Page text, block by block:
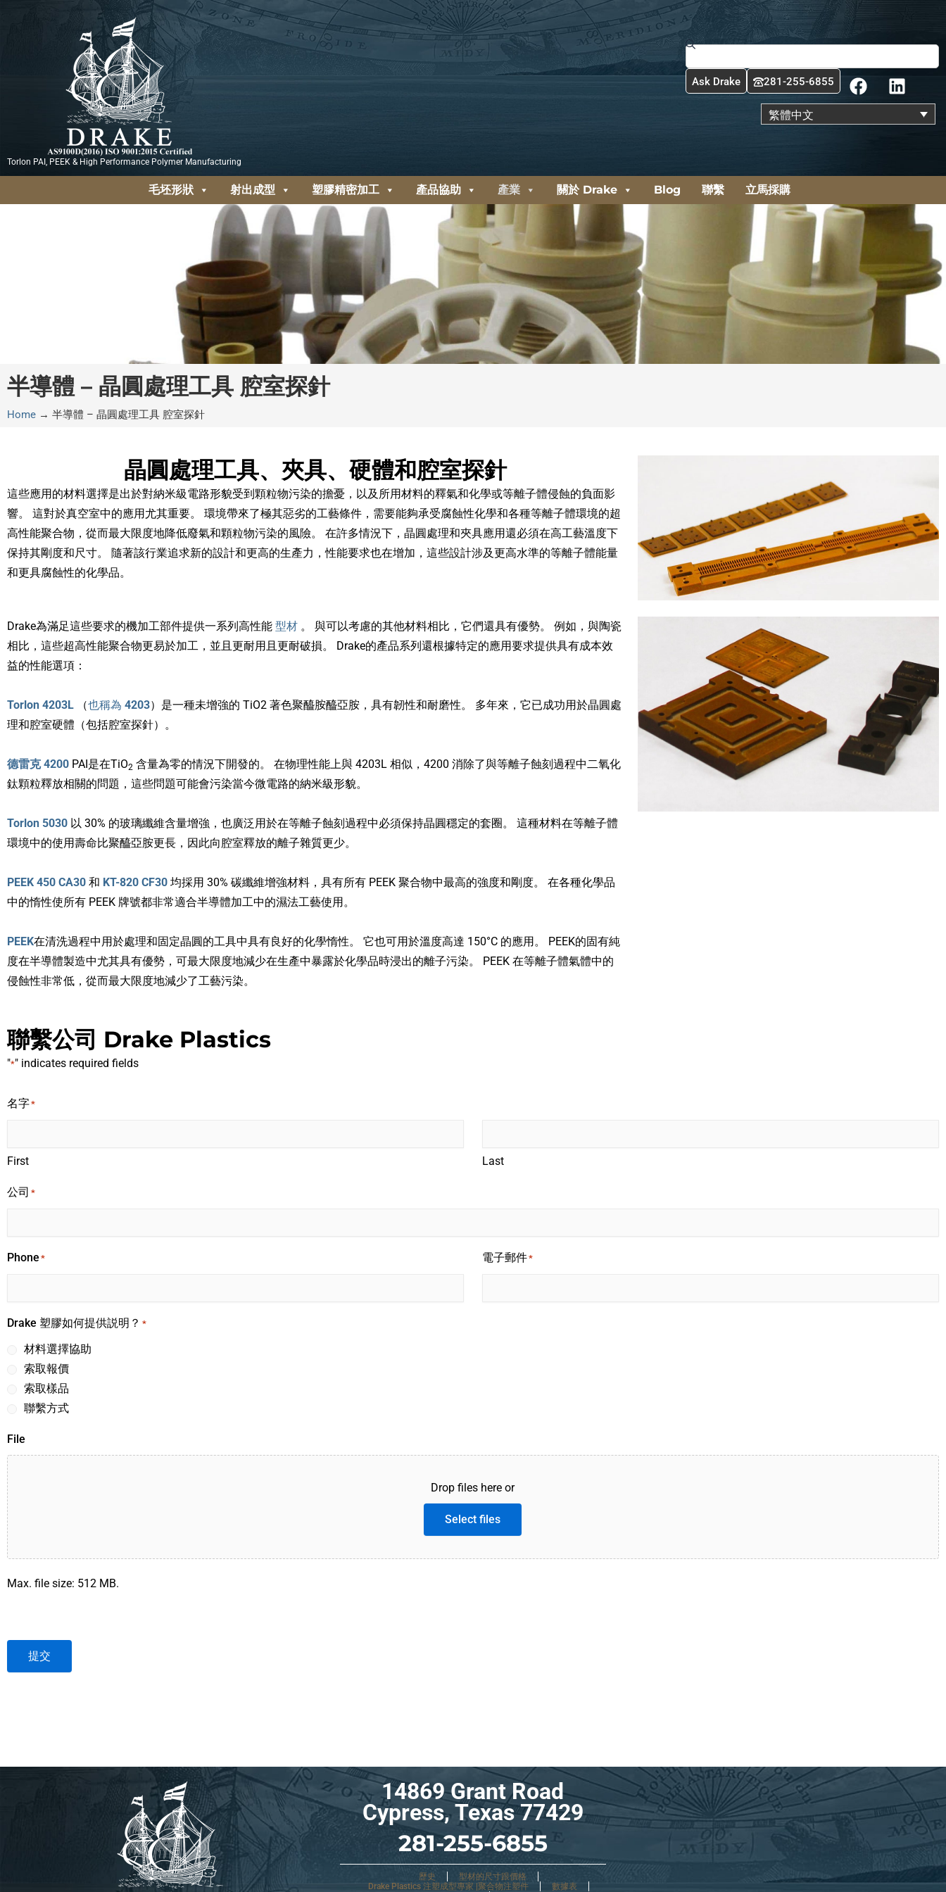
Torlon PAI, PEEK & High Performance Polymer Manufacturing
搜
尋
Ask Drake 281-255-6855
F
a
c
e
o
k
L
i
n
k
i
n
繁體中文
毛坯形狀 射出成型 塑膠精密加工 產品協助 產業 關於 Drake Blog 聯繫 立馬採購
半導體 – 晶圓處理工具 腔室探針
Home → 半導體 – 晶圓處理工具 腔室探針
晶圓處理工具、夾具、硬體和腔室探針
這些應用的材料選擇是出於對納米級電路形貌受到顆粒物污染的擔憂，以及所用材料的釋氣和化學或等離子體侵蝕的負面影
響。 這對於真空室中的應用尤其重要。 環境帶來了極其惡劣的工藝條件，需要能夠承受腐蝕性化學和各種等離子體環境的超
高性能聚合物，從而最大限度地降低廢氣和顆粒物污染的風險。 在許多情況下，晶圓處理和夾具應用還必須在高工藝溫度下
保持其剛度和尺寸。 隨著該行業追求新的設計和更高的生產力，性能要求也在增加，這些設計涉及更高水準的等離子體能量
和更具腐蝕性的化學品。
Drake為滿足這些要求的機加工部件提供一系列高性能 型材 。 與可以考慮的其他材料相比，它們還具有優勢。 例如，與陶瓷
相比，這些超高性能聚合物更易於加工，並且更耐用且更耐破損。 Drake的產品系列還根據特定的應用要求提供具有成本效
益的性能選項：
Torlon 4203L （也稱為 4203）是一種未增強的 TiO2 著色聚醯胺醯亞胺，具有韌性和耐磨性。 多年來，它已成功用於晶圓處
理和腔室硬體（包括腔室探針）。
德雷克 4200 PAI是在TiO2 含量為零的情況下開發的。 在物理性能上與 4203L 相似，4200 消除了與等離子蝕刻過程中二氧化
鈦顆粒釋放相關的問題，這些問題可能會污染當今微電路的納米級形貌。
Torlon 5030 以 30% 的玻璃纖維含量增強，也廣泛用於在等離子蝕刻過程中必須保持晶圓穩定的套圈。 這種材料在等離子體
環境中的使用壽命比聚醯亞胺更長，因此向腔室釋放的離子雜質更少。
PEEK 450 CA30 和 KT-820 CF30 均採用 30% 碳纖維增強材料，具有所有 PEEK 聚合物中最高的強度和剛度。 在各種化學品
中的惰性使所有 PEEK 牌號都非常適合半導體加工中的濕法工藝使用。
PEEK在清洗過程中用於處理和固定晶圓的工具中具有良好的化學惰性。 它也可用於溫度高達 150°C 的應用。 PEEK的固有純
度在半導體製造中尤其具有優勢，可最大限度地減少在生產中暴露於化學品時浸出的離子污染。 PEEK 在等離子體氣體中的
侵蝕性非常低，從而最大限度地減少了工藝污染。
聯繫公司 Drake Plastics
"*" indicates required fields
名字*
First Last
公司 *
Phone * 電子郵件*
Drake 塑膠如何提供説明？ *
材料選擇協助
索取報價
索取樣品
聯繫方式
File
Drop files here or
Select files
Max. file size: 512 MB.
提交
14869 Grant Road
Cypress, Texas 77429
281-255-6855
歷史
型材的尺寸跟價格
Drake Plastics 注塑成型專家 |聚合物注塑件
數據表